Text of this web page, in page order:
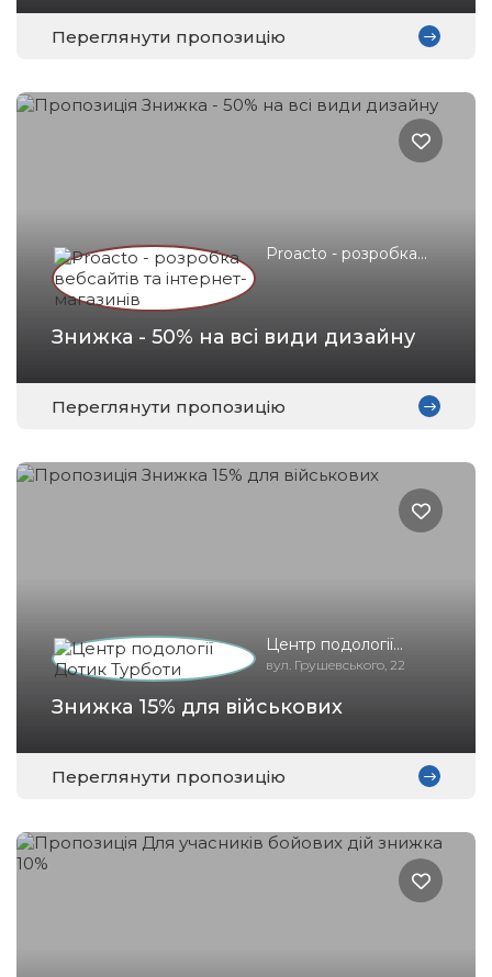
Переглянути пропозицію
Proacto - розробка
Знижка - 50% на всі види дизайну
Переглянути пропозицію
Центр подології
Дотик Турботи
вул. Грушевського, 22
Знижка 15% для військових
Переглянути пропозицію